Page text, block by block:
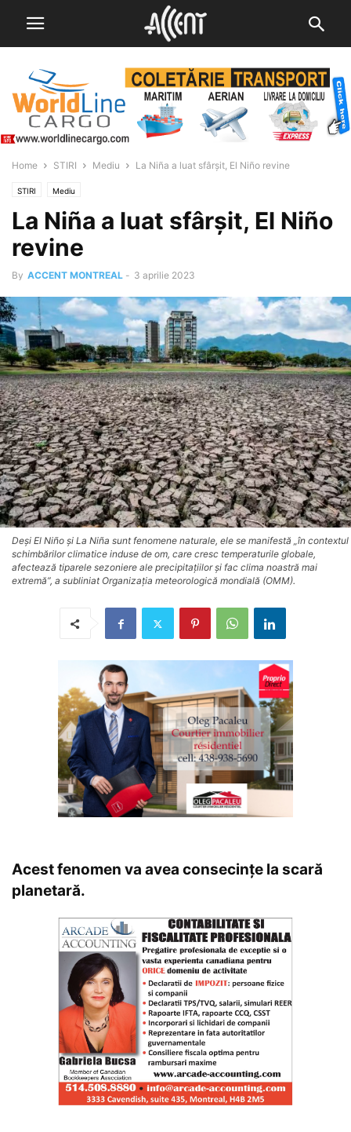
Home STIRI Mediu La Niña a luat sfârșit, El Niño revine
STIRI Mediu
La Niña a luat sfârșit, El Niño
revine
By ACCENT MONTREAL - 3 aprilie 2023
Deși El Niño și La Niña sunt fenomene naturale, ele se manifestă „în contextul
schimbărilor climatice induse de om, care cresc temperaturile globale,
afectează tiparele sezoniere ale precipitațiilor și fac clima noastră mai
extremă”, a subliniat Organizația meteorologică mondială (OMM).
Acest fenomen va avea consecințe la scară
planetară.